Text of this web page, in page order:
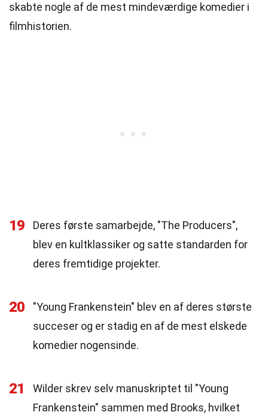
skabte nogle af de mest mindeværdige komedier i
filmhistorien.
19
Deres første samarbejde, "The Producers",
blev en kultklassiker og satte standarden for
deres fremtidige projekter.
20
"Young Frankenstein" blev en af deres største
succeser og er stadig en af de mest elskede
komedier nogensinde.
21
Wilder skrev selv manuskriptet til "Young
Frankenstein" sammen med Brooks, hvilket